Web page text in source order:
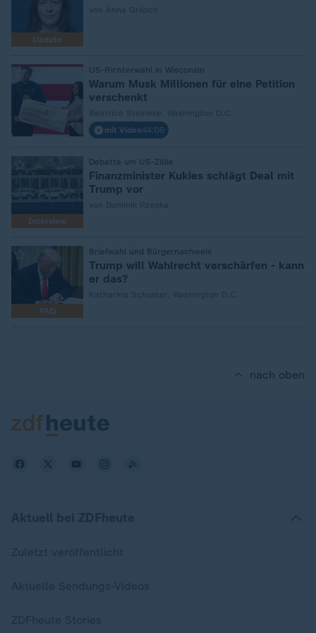
Update
US-Richterwahl in Wisconsin
Warum Musk Millionen für eine Petition
verschenkt
mit Video44:05
Interview
Debatte um US-Zölle
Finanzminister Kukies schlägt Deal mit
Trump vor
FAQ
Briefwahl und Bürgernachweis
Trump will Wahlrecht verschärfen - kann
er das?
nach oben